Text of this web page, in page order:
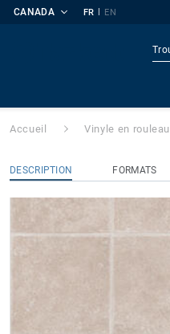
CANADA FR | EN
Accueil Vinyle en rouleau
DESCRIPTION FORMATS